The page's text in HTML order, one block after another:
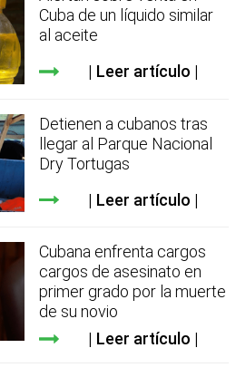
Cuba de un líquido similar
al aceite
Leer artículo
Detienen a cubanos tras
llegar al Parque Nacional
Dry Tortugas
Leer artículo
Cubana enfrenta cargos
cargos de asesinato en
primer grado por la muerte
de su novio
Leer artículo